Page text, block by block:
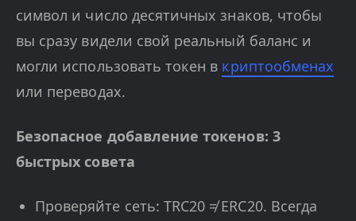
символ и число десятичных знаков, чтобы
вы сразу видели свой реальный баланс и
могли использовать токен в криптообменах
или переводах.
Безопасное добавление токенов: 3
быстрых совета
Проверяйте сеть: TRC20 ≠ ERC20. Всегда